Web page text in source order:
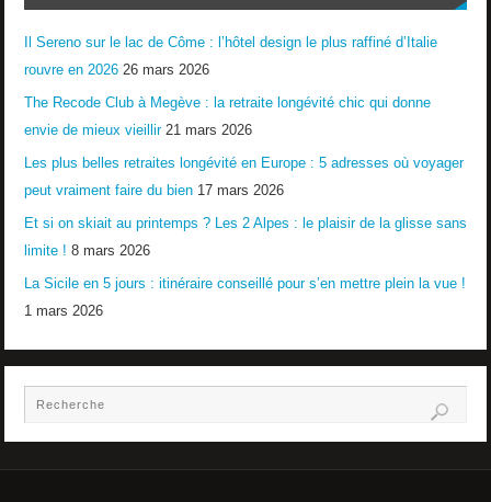
Il Sereno sur le lac de Côme : l’hôtel design le plus raffiné d’Italie
rouvre en 2026 26 mars 2026
The Recode Club à Megève : la retraite longévité chic qui donne
envie de mieux vieillir 21 mars 2026
Les plus belles retraites longévité en Europe : 5 adresses où voyager
peut vraiment faire du bien 17 mars 2026
Et si on skiait au printemps ? Les 2 Alpes : le plaisir de la glisse sans
limite ! 8 mars 2026
La Sicile en 5 jours : itinéraire conseillé pour s’en mettre plein la vue !
1 mars 2026